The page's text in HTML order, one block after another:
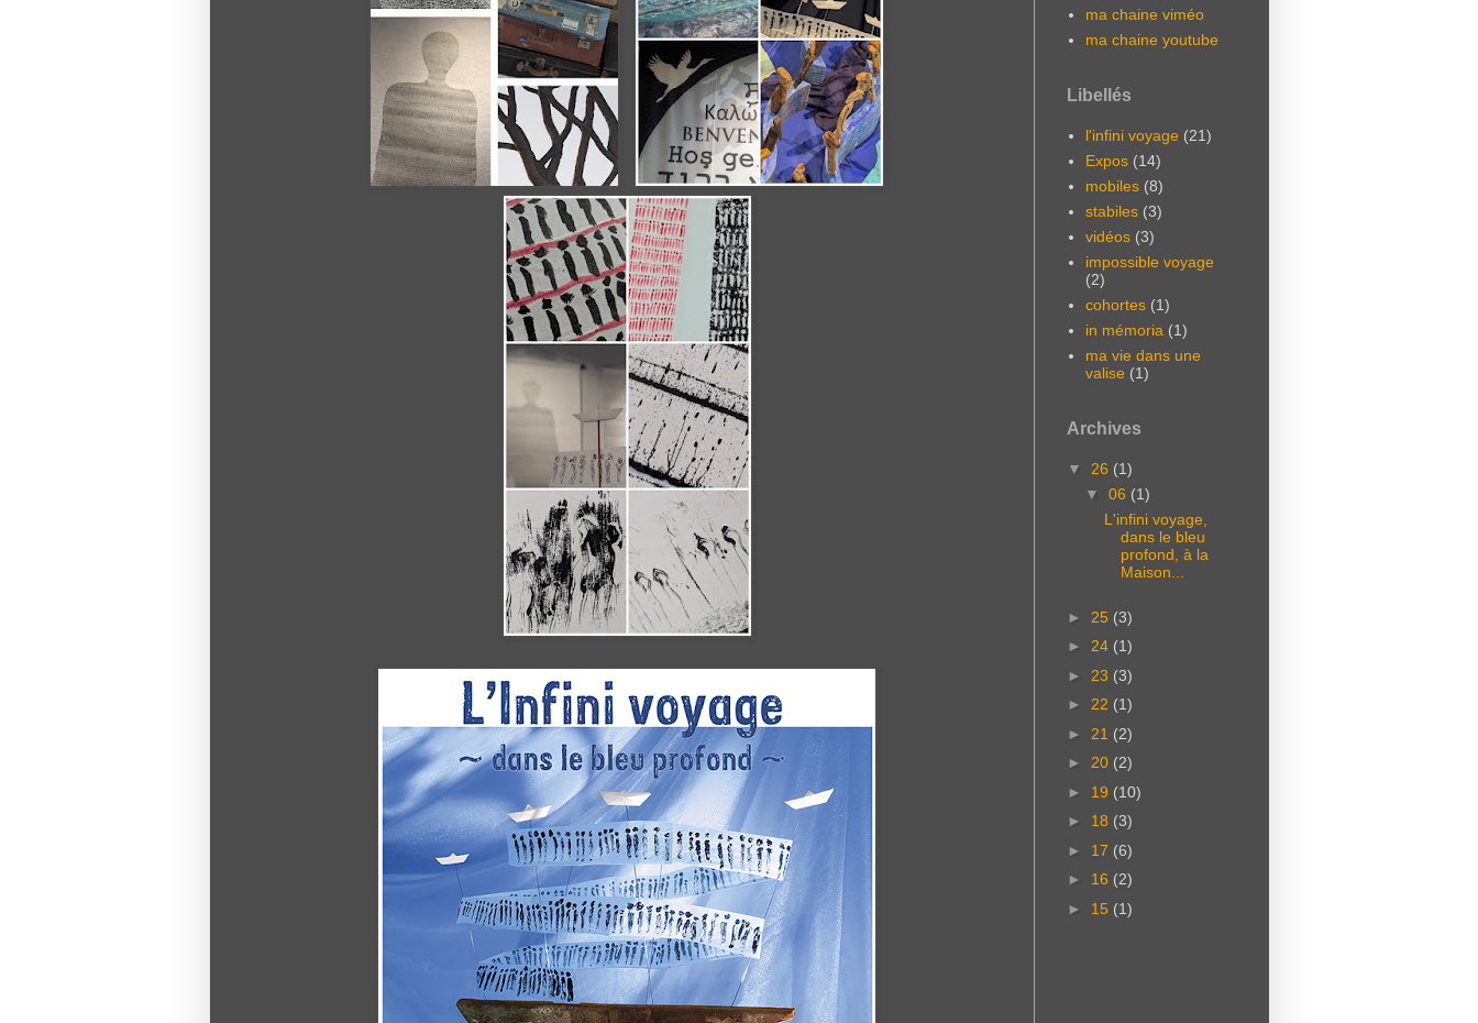
ma chaine viméo
ma chaine youtube
Libellés
l'infini voyage (21)
Expos (14)
mobiles (8)
stabiles (3)
vidéos (3)
impossible voyage
(2)
cohortes (1)
in mémoria (1)
ma vie dans une
valise (1)
Archives
▼ 26 (1)
▼06 (1)
L'infini voyage,
dans le bleu
profond, à la
Maison...
► 25 (3)
► 24 (1)
► 23 (3)
► 22 (1)
► 21 (2)
► 20 (2)
► 19 (10)
► 18 (3)
► 17 (6)
► 16 (2)
► 15 (1)